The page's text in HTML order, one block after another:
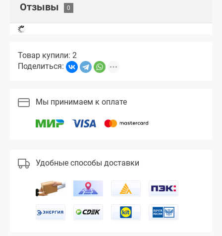
Отзывы
Товар купили: 2
Поделиться:
Мы принимаем к оплате
Удобные способы доставки